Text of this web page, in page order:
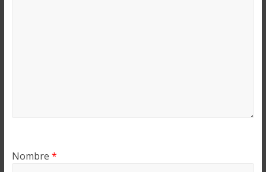
Nombre *